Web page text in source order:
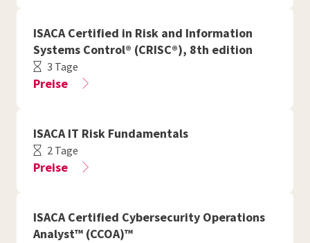
ISACA Certified in Risk and Information
Systems Control® (CRISC®), 8th edition
3 Tage
Preise
ISACA IT Risk Fundamentals
2 Tage
Preise
ISACA Certified Cybersecurity Operations
Analyst™ (CCOA)™